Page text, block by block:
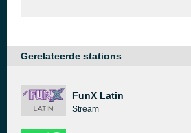
Gerelateerde stations
FunX Latin
Stream